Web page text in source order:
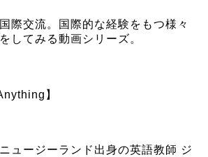
際交流。国際的な経験をもつ様々
してみる動画シリーズ。
】
ュージーランド出身の英語教師 ジ